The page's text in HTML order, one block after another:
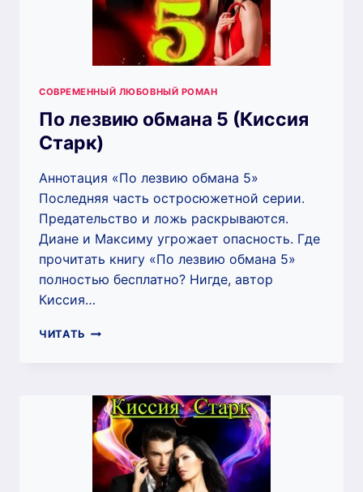
СОВРЕМЕННЫЙ ЛЮБОВНЫЙ РОМАН
По лезвию обмана 5 (Киссия
Старк)
Аннотация «По лезвию обмана 5»
Последняя часть остросюжетной серии.
Предательство и ложь раскрываются.
Диане и Максиму угрожает опасность. Где
прочитать книгу «По лезвию обмана 5»
полностью бесплатно? Нигде, автор
Киссия…
ЧИТАТЬ ПО
(КИССИЯ
СТАРК)